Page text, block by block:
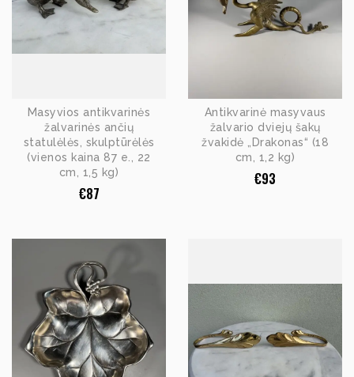
Masyvios antikvarinės
žalvarinės ančių
statulėlės, skulptūrėlės
(vienos kaina 87 e., 22
cm, 1,5 kg)
€87
Antikvarinė masyvaus
žalvario dviejų šakų
žvakidė „Drakonas“ (18
cm, 1,2 kg)
€93